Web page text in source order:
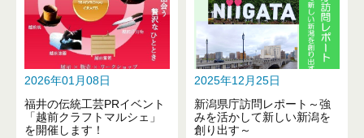
京都府
大阪府
兵庫県
奈良県
和歌山県
鳥取県
岡山県
広島県
徳島県
香川県
愛媛県
高知県
福岡県
熊本県
宮崎県
鹿児島県 沖縄県
2026年01月08日
福井の伝統工芸PRイベント
「越前クラフトマルシェ」
を開催します！
2025年12月25日
新潟県庁訪問レポート～強
みを活かして新しい新潟を
創り出す～